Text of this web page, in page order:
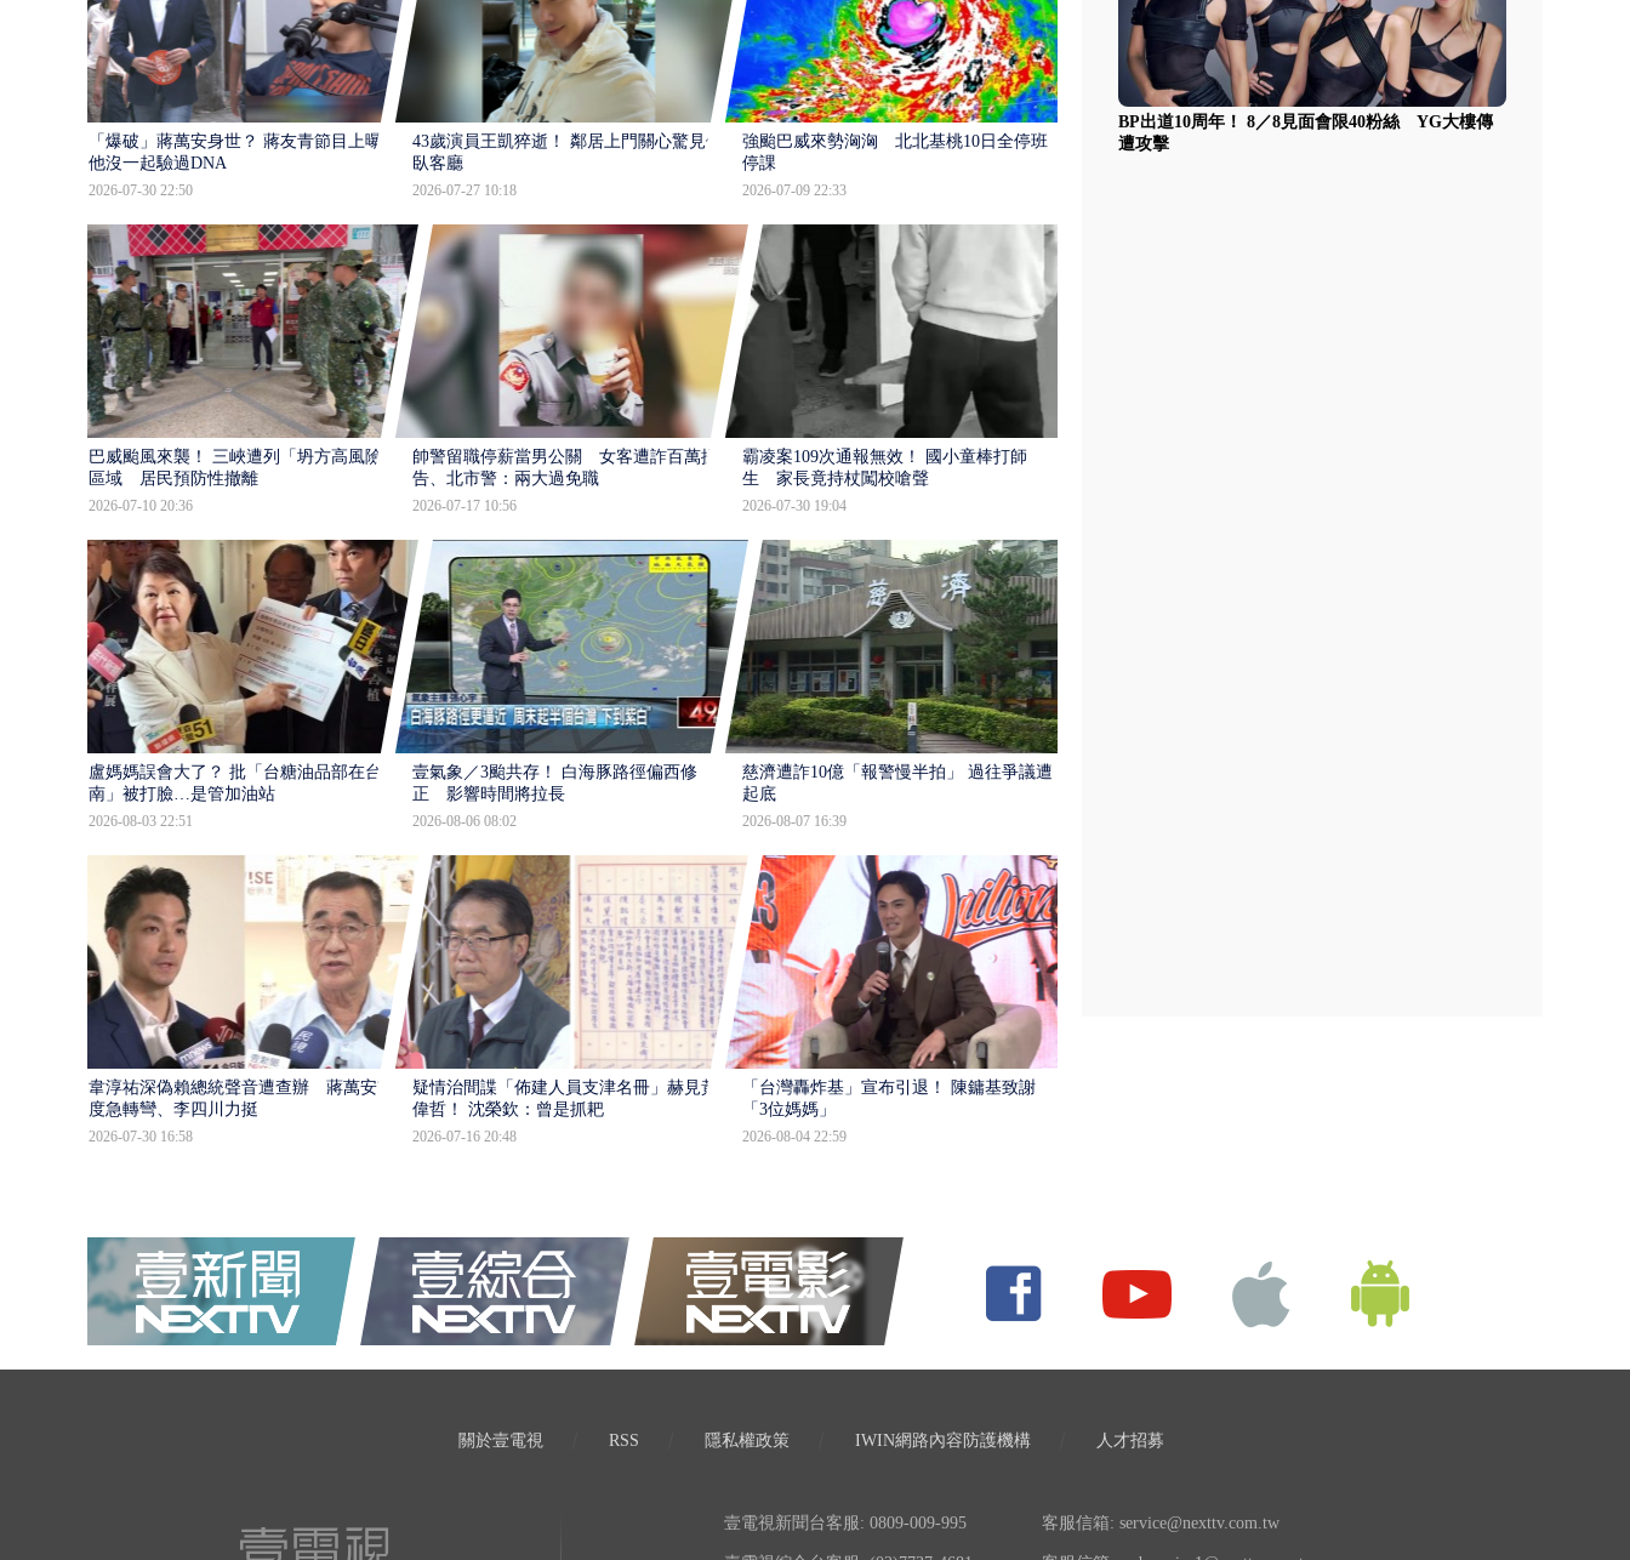
「爆破」蔣萬安身世？ 蔣友青節目上曝：
他沒一起驗過DNA
2026-07-30 22:50
43歲演員王凱猝逝！ 鄰居上門關心驚見倒
臥客廳
2026-07-27 10:18
強颱巴威來勢洶洶 北北基桃10日全停班
停課
2026-07-09 22:33
巴威颱風來襲！ 三峽遭列「坍方高風險」
區域 居民預防性撤離
2026-07-10 20:36
帥警留職停薪當男公關 女客遭詐百萬提
告、北市警：兩大過免職
2026-07-17 10:56
霸凌案109次通報無效！ 國小童棒打師
生 家長竟持杖闖校嗆聲
2026-07-30 19:04
盧媽媽誤會大了？ 批「台糖油品部在台
南」被打臉…是管加油站
2026-08-03 22:51
壹氣象／3颱共存！ 白海豚路徑偏西修
正 影響時間將拉長
2026-08-06 08:02
慈濟遭詐10億「報警慢半拍」 過往爭議遭
起底
2026-08-07 16:39
韋淳祐深偽賴總統聲音遭查辦 蔣萬安態
度急轉彎、李四川力挺
2026-07-30 16:58
疑情治間諜「佈建人員支津名冊」赫見黃
偉哲！ 沈榮欽：曾是抓耙
2026-07-16 20:48
「台灣轟炸基」宣布引退！ 陳鏞基致謝
「3位媽媽」
2026-08-04 22:59
BP出道10周年！ 8／8見面會限40粉絲 YG大樓傳
遭攻擊
關於壹電視 RSS 隱私權政策 IWIN網路內容防護機構 人才招募
壹電視新聞台客服: 0809-009-995 客服信箱: service@nexttv.com.tw